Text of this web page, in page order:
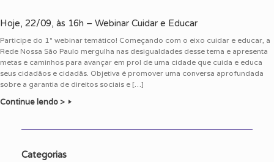
Hoje, 22/09, às 16h – Webinar Cuidar e Educar
Participe do 1° webinar temático! Começando com o eixo cuidar e educar, a
Rede Nossa São Paulo mergulha nas desigualdades desse tema e apresenta
metas e caminhos para avançar em prol de uma cidade que cuida e educa
seus cidadãos e cidadãs. Objetiva é promover uma conversa aprofundada
sobre a garantia de direitos sociais e […]
Continue lendo >
Categorias